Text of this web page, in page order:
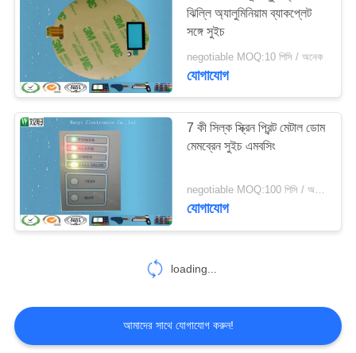
ঝিল্লি অ্যালুমিনিয়াম ব্যাকপ্লেট
সঙ্গে সুইচ
negotiable MOQ:10 পিসি / অনেক
যোগাযোগ
7 কী সিল্ক স্ক্রিন প্রিন্ট মেটাল ডোম
মেমব্রেন সুইচ এমবসিং
negotiable MOQ:100 পিসি / অনেক
যোগাযোগ
loading...
আমাদের সাথে যোগাযোগ করুন!